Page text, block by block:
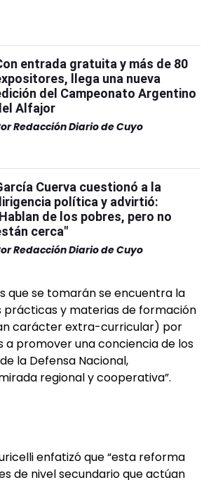
entrada gratuita y más de 80
llega una nueva
del Campeonato Argentino
Alfajor
Redacción Diario de Cuyo
Cuerva cuestionó a la
política y advirtió:
de los pobres, pero no
cerca"
Redacción Diario de Cuyo
que se tomarán se encuentra la
prácticas y materias de formación
carácter extra-curricular) por
a promover una conciencia de los
la Defensa Nacional,
regional y cooperativa”.
enfatizó que “esta reforma
de nivel secundario que actúan